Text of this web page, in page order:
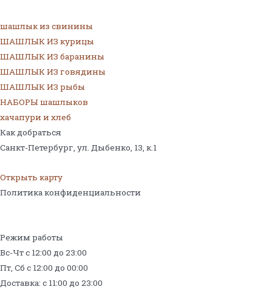
шашлык из свинины
ШАШЛЫК ИЗ курицы
ШАШЛЫК ИЗ баранины
ШАШЛЫК ИЗ говядины
ШАШЛЫК ИЗ рыбы
НАБОРЫ шашлыков
хачапури и хлеб
Как добраться
Санкт-Петербург, ул. Дыбенко, 13, к.1
Открыть карту
Политика конфиденциальности
Режим работы
Вс-Чт с 12:00 до 23:00
Пт, Сб с 12:00 до 00:00
Доставка: с 11:00 до 23:00